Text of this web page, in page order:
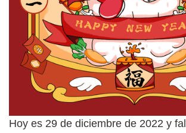
Hoy es 29 de diciembre de 2022 y